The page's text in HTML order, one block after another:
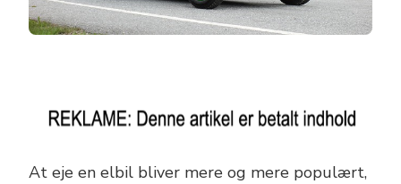
At eje en elbil bliver mere og mere populært,